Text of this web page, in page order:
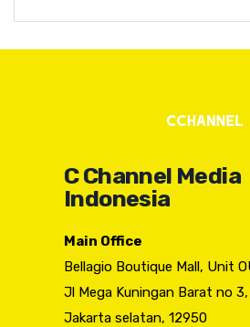
C Channel Media
Indonesia
Main Office
Bellagio Boutique Mall, Unit
Jl Mega Kuningan Barat no 3,
Jakarta selatan, 12950